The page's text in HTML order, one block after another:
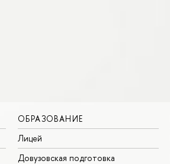
ОБРАЗОВАНИЕ
Лицей
Довузовская подготовка